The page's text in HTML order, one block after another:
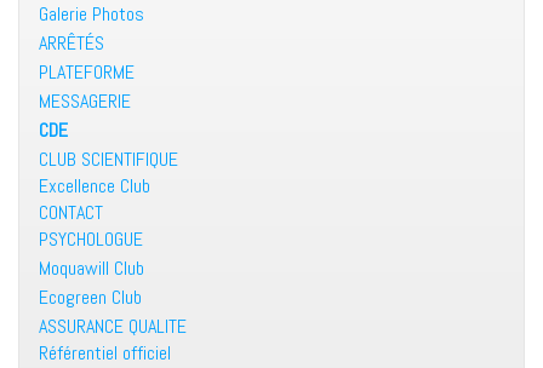
Galerie Photos
ARRÊTÉS
PLATEFORME
MESSAGERIE
CDE
CLUB SCIENTIFIQUE
Excellence Club
CONTACT
PSYCHOLOGUE
Moquawill Club
Ecogreen Club
ASSURANCE QUALITE
Référentiel officiel